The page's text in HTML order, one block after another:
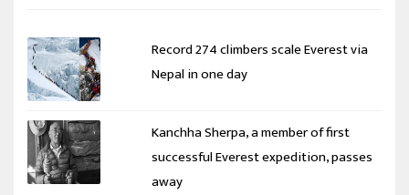
Record 274 climbers scale Everest via
Nepal in one day
Kanchha Sherpa, a member of first
successful Everest expedition, passes
away